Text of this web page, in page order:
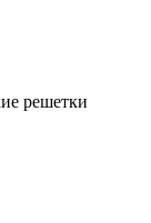
решетки